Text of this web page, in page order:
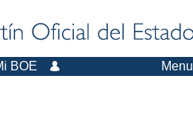
BOE Menu